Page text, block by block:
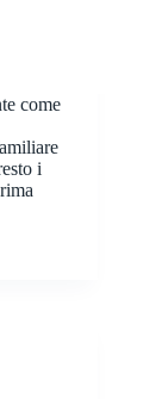
come
i